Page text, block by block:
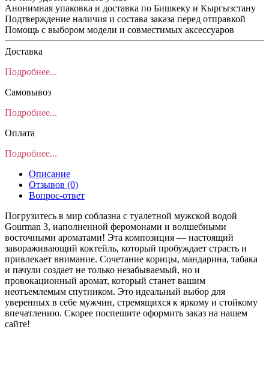
Анонимная упаковка и доставка по Бишкеку и Кыргызстану
Подтверждение наличия и состава заказа перед отправкой
Помощь с выбором модели и совместимых аксессуаров
Доставка
Подробнее...
Самовывоз
Подробнее...
Оплата
Подробнее...
Описание
Отзывов (0)
Вопрос-ответ
Погрузитесь в мир соблазна с туалетной мужской водой
Gourman 3, наполненной феромонами и волшебными
восточными ароматами! Эта композиция — настоящий
завораживающий коктейль, который пробуждает страсть и
привлекает внимание. Сочетание корицы, мандарина, табака
и пачули создает не только незабываемый, но и
провокационный аромат, который станет вашим
неотъемлемым спутником. Это идеальный выбор для
уверенных в себе мужчин, стремящихся к яркому и стойкому
впечатлению. Скорее поспешите оформить заказ на нашем
сайте!